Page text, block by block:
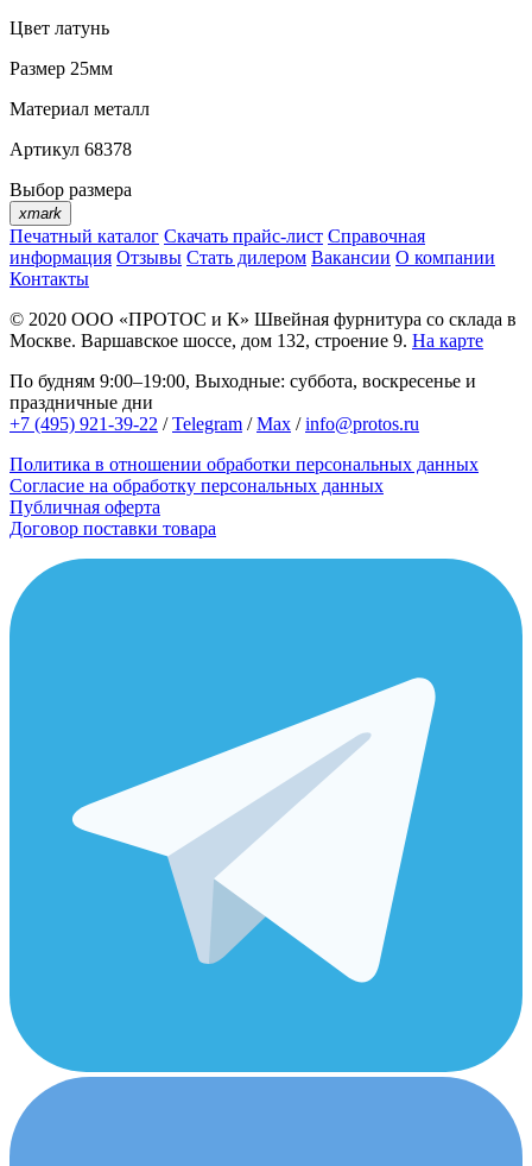
Цвет латунь
Размер 25мм
Материал металл
Артикул 68378
Выбор размера
xmark
Печатный каталог Скачать прайс-лист Справочная
информация Отзывы Стать дилером Вакансии О компании
Контакты
© 2020 ООО «ПРОТОС и К» Швейная фурнитура со склада в
Москве. Варшавское шоссе, дом 132, строение 9. На карте
По будням 9:00–19:00, Выходные: суббота, воскресенье и
праздничные дни
+7 (495) 921-39-22 /Telegram /Max /info@protos.ru
Политика в отношении обработки персональных данных
Согласие на обработку персональных данных
Публичная оферта
Договор поставки товара